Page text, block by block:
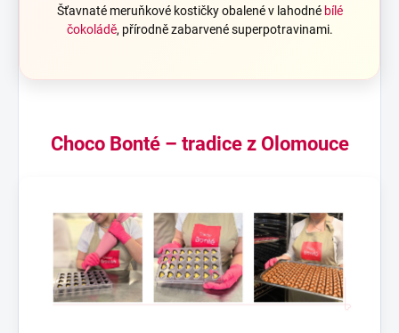
Šťavnaté meruňkové kostičky obalené v lahodné bílé
čokoládě, přírodně zabarvené superpotravinami.
Choco Bonté – tradice z Olomouce